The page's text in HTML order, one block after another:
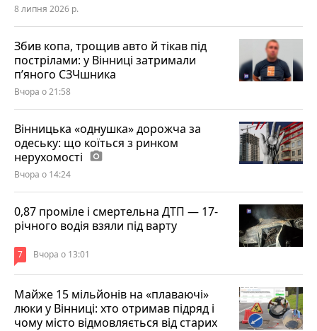
8 липня 2026 р.
Збив копа, трощив авто й тікав під
пострілами: у Вінниці затримали
п’яного СЗЧшника
Вчора о 21:58
Вінницька «однушка» дорожча за
одеську: що коїться з ринком
нерухомості photo_camera
Вчора о 14:24
0,87 проміле і смертельна ДТП — 17-
річного водія взяли під варту
7 Вчора о 13:01
Майже 15 мільйонів на «плаваючі»
люки у Вінниці: хто отримав підряд і
чому місто відмовляється від старих